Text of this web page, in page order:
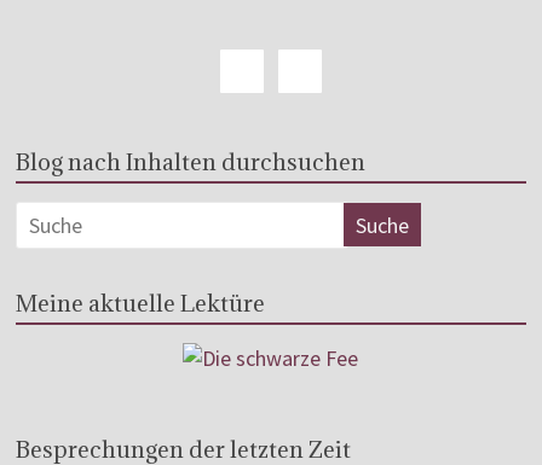
Blog nach Inhalten durchsuchen
Meine aktuelle Lektüre
Besprechungen der letzten Zeit